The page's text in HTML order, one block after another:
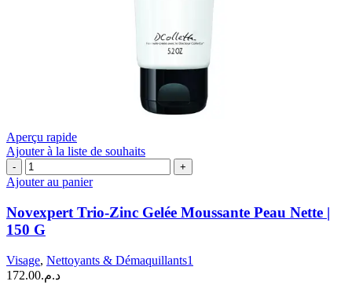
Aperçu rapide
Ajouter à la liste de souhaits
quantité
de
Novexpert
Trio-
Zinc
Gelée
Peau
Nette
Ajouter au panier
Novexpert Trio-Zinc Gelée Moussante Peau Nette |
150 G
Visage, Nettoyants & Démaquillants1
د.م.172.00